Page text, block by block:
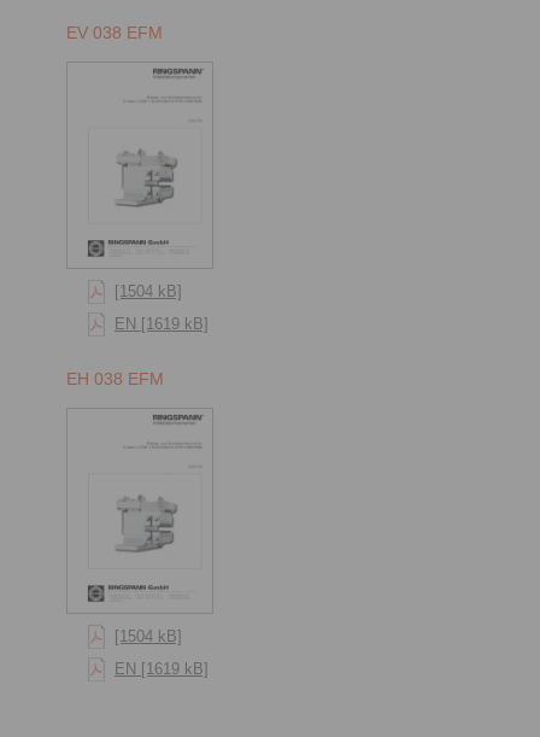
EV 038 EFM
[1504 kB]
EN [1619 kB]
EH 038 EFM
[1504 kB]
EN [1619 kB]